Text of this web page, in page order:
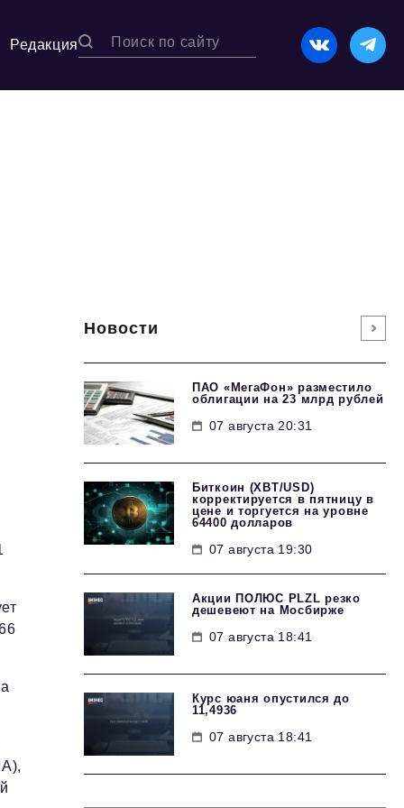
Редакция
Новости
ПАО «МегаФон» разместило
облигации на 23 млрд рублей
07 августа 20:31
Биткоин (XBT/USD)
корректируется в пятницу в
цене и торгуется на уровне
64400 долларов
07 августа 19:30
Акции ПОЛЮС PLZL резко
дешевеют на Мосбирже
07 августа 18:41
Курс юаня опустился до
11,4936
07 августа 18:41